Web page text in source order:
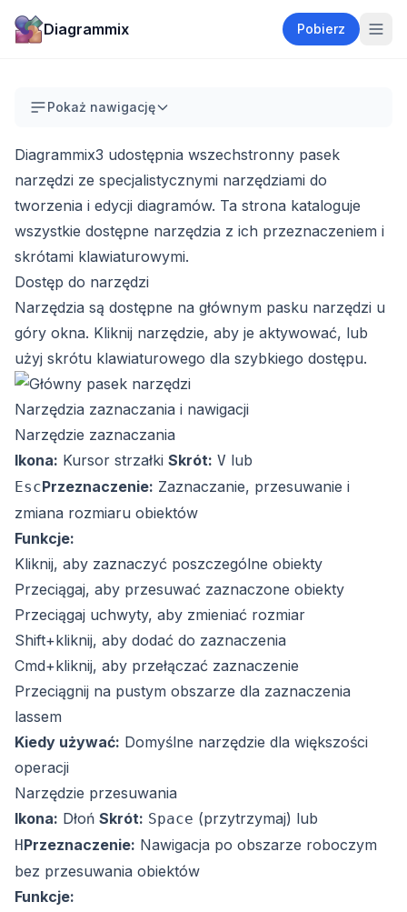
Diagrammix Pobierz
Pokaż nawigację
Diagrammix3 udostępnia wszechstronny pasek
narzędzi ze specjalistycznymi narzędziami do
tworzenia i edycji diagramów. Ta strona kataloguje
wszystkie dostępne narzędzia z ich przeznaczeniem i
skrótami klawiaturowymi.
Dostęp do narzędzi
Narzędzia są dostępne na głównym pasku narzędzi u
góry okna. Kliknij narzędzie, aby je aktywować, lub
użyj skrótu klawiaturowego dla szybkiego dostępu.
Narzędzia zaznaczania i nawigacji
Narzędzie zaznaczania
Ikona: Kursor strzałki Skrót: V lub
EscPrzeznaczenie: Zaznaczanie, przesuwanie i
zmiana rozmiaru obiektów
Funkcje:
Kliknij, aby zaznaczyć poszczególne obiekty
Przeciągaj, aby przesuwać zaznaczone obiekty
Przeciągaj uchwyty, aby zmieniać rozmiar
Shift+kliknij, aby dodać do zaznaczenia
Cmd+kliknij, aby przełączać zaznaczenie
Przeciągnij na pustym obszarze dla zaznaczenia
lassem
Kiedy używać: Domyślne narzędzie dla większości
operacji
Narzędzie przesuwania
Ikona: Dłoń Skrót: Space (przytrzymaj) lub
HPrzeznaczenie: Nawigacja po obszarze roboczym
bez przesuwania obiektów
Funkcje: